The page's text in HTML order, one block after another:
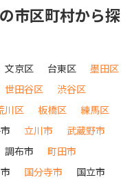
市区町村から探
文京区 台東区
墨田区
世田谷区
渋谷区
川区 板橋区
練馬区
立川市
武蔵野市
調布市
町田市
国分寺市
国立市